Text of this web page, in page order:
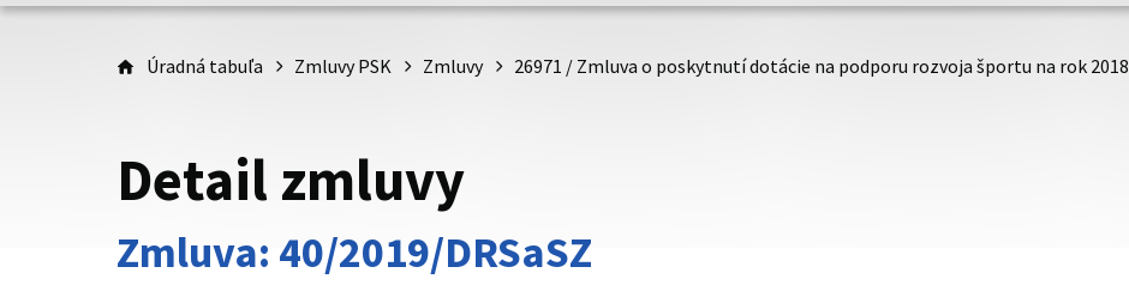
Úradná tabuľa Zmluvy PSK Zmluvy 26971 / Zmluva o poskytnutí dotácie na podporu rozvoja športu na rok 2018
Detail zmluvy
Zmluva: 40/2019/DRSaSZ